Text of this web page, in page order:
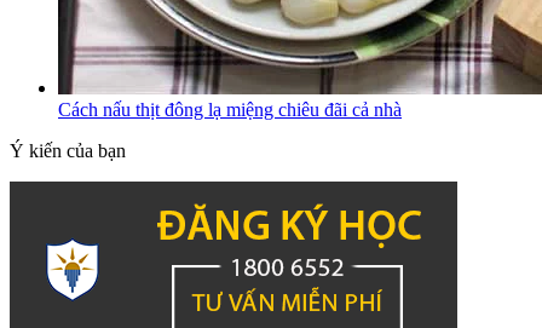
Cách nấu thịt đông lạ miệng chiêu đãi cả nhà
Ý kiến của bạn